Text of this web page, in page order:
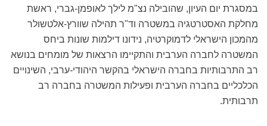
במסגרת יום העיון, שהובילה נצ"מ לילך לאופמן-גברי, ראשת
מחלקת האסטרטגיה במשטרה וד"ר תהילה שוורץ-אלטשולר
מהמכון הישראלי לדמוקרטיה, נידונו דילמות שונות ביחס
המשטרה לחברה הערבית והתקיימו הרצאות של מומחים בנושא
רב התרבותיות בחברה הישראלי בהקשר היהודי-ערבי, השינויים
הכלכליים בחברה הערבית ופעילות המשטרה בחברה רב
תרבותית.